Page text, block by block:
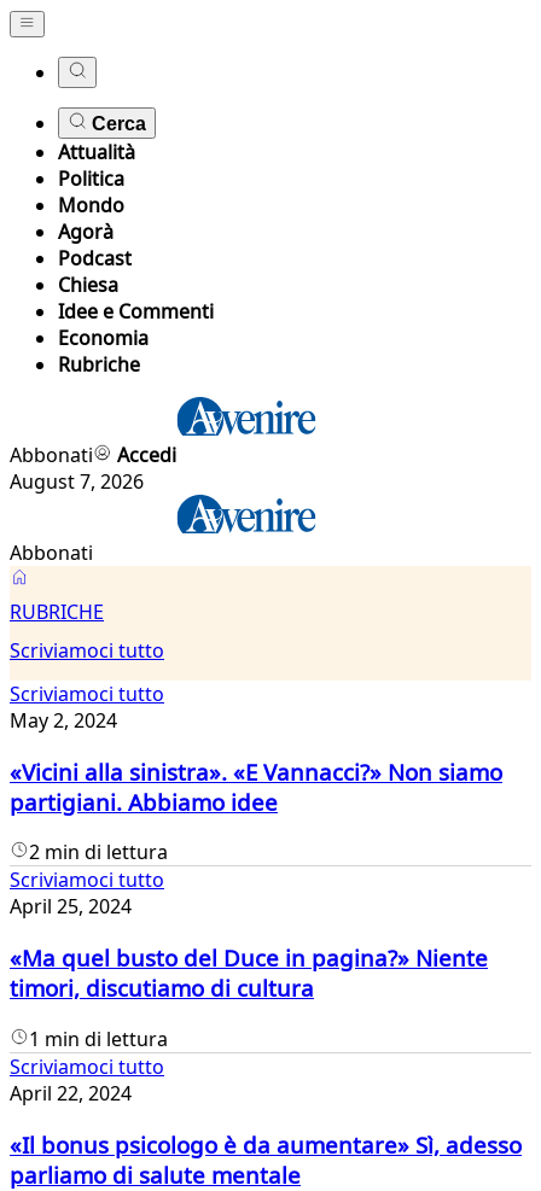
Cerca
Attualità
Politica
Mondo
Agorà
Podcast
Chiesa
Idee e Commenti
Economia
Rubriche
Abbonati
Accedi
August 7, 2026
Abbonati
Scriviamoci
tutto
RUBRICHE
Scriviamoci tutto
Scriviamoci tutto
May 2, 2024
«Vicini alla sinistra». «E Vannacci?» Non siamo
partigiani. Abbiamo idee
2 min di lettura
Scriviamoci tutto
April 25, 2024
«Ma quel busto del Duce in pagina?» Niente
timori, discutiamo di cultura
1 min di lettura
Scriviamoci tutto
April 22, 2024
«Il bonus psicologo è da aumentare» Sì, adesso
parliamo di salute mentale